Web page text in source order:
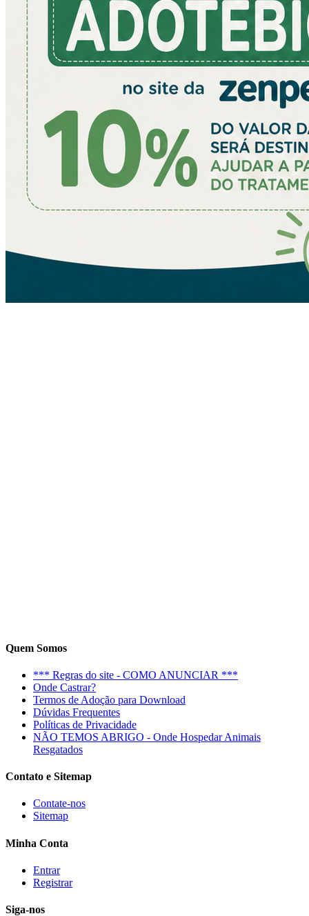
Quem Somos
*** Regras do site - COMO ANUNCIAR ***
Onde Castrar?
Termos de Adoção para Download
Dúvidas Frequentes
Políticas de Privacidade
NÃO TEMOS ABRIGO - Onde Hospedar Animais
Resgatados
Contato e Sitemap
Contate-nos
Sitemap
Minha Conta
Entrar
Registrar
Siga-nos